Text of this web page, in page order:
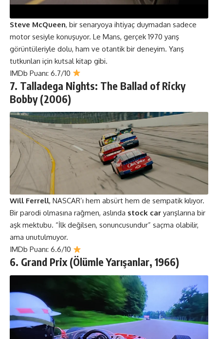
Steve McQueen, bir senaryoya ihtiyaç duymadan sadece
motor sesiyle konuşuyor. Le Mans, gerçek 1970 yarış
görüntüleriyle dolu, ham ve otantik bir deneyim. Yarış
tutkunları için kutsal kitap gibi.
IMDb Puanı: 6.7/10
7. Talladega Nights: The Ballad of Ricky
Bobby (2006)
Will Ferrell, NASCAR’ı hem absürt hem de sempatik kılıyor.
Bir parodi olmasına rağmen, aslında stock car yarışlarına bir
aşk mektubu. “İlk değilsen, sonuncusundur” saçma olabilir,
ama unutulmuyor.
IMDb Puanı: 6.6/10
6. Grand Prix (Ölümle Yarışanlar, 1966)